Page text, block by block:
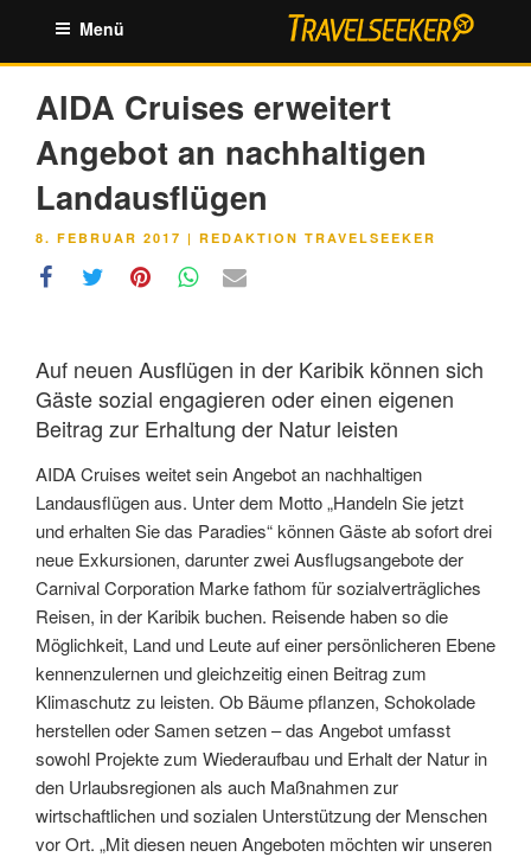
springen
Menü
AIDA Cruises erweitert
Angebot an nachhaltigen
Landausflügen
VERÖFFENTLICHT
8. FEBRUAR 2017 | REDAKTION TRAVELSEEKER
Auf neuen Ausflügen in der Karibik können sich
Gäste sozial engagieren oder einen eigenen
Beitrag zur Erhaltung der Natur leisten
AIDA Cruises weitet sein Angebot an nachhaltigen
Landausflügen aus. Unter dem Motto „Handeln Sie jetzt
und erhalten Sie das Paradies“ können Gäste ab sofort drei
neue Exkursionen, darunter zwei Ausflugsangebote der
Carnival Corporation Marke fathom für sozialverträgliches
Reisen, in der Karibik buchen. Reisende haben so die
Möglichkeit, Land und Leute auf einer persönlicheren Ebene
kennenzulernen und gleichzeitig einen Beitrag zum
Klimaschutz zu leisten. Ob Bäume pflanzen, Schokolade
herstellen oder Samen setzen – das Angebot umfasst
sowohl Projekte zum Wiederaufbau und Erhalt der Natur in
den Urlaubsregionen als auch Maßnahmen zur
wirtschaftlichen und sozialen Unterstützung der Menschen
vor Ort. „Mit diesen neuen Angeboten möchten wir unseren